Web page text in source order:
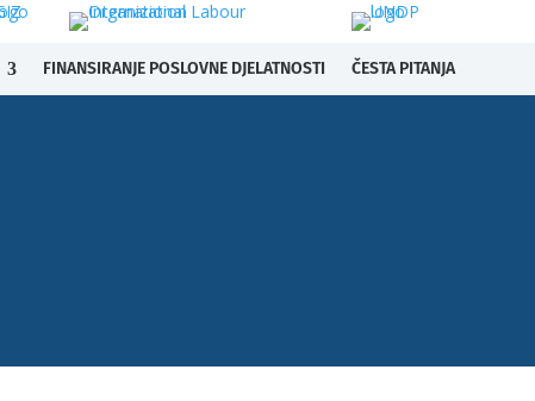
FINANSIRANJE POSLOVNE DJELATNOSTI ČESTA PITANJA